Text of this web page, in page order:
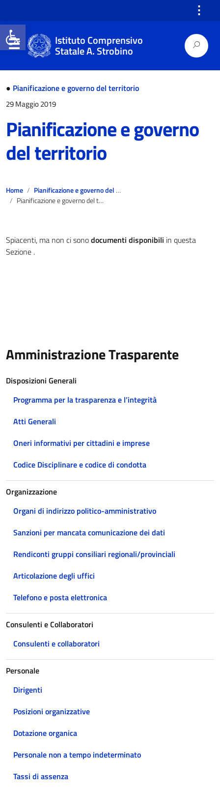
Open toolbar
⋮
Istituto Comprensivo
Statale A. Strobino
● Pianificazione e governo del territorio
29 Maggio 2019
Pianificazione e governo
del territorio
Home
Pianificazione e governo del territorio
Pianificazione e governo del territorio
Spiacenti, ma non ci sonodocumenti disponibili in questa
Sezione .
Amministrazione Trasparente
Disposizioni Generali
Programma per la trasparenza e l’integrità
Atti Generali
Oneri informativi per cittadini e imprese
Codice Disciplinare e codice di condotta
Organizzazione
Organi di indirizzo politico-amministrativo
Sanzioni per mancata comunicazione dei dati
Rendiconti gruppi consiliari regionali/provinciali
Articolazione degli uffici
Telefono e posta elettronica
Consulenti e Collaboratori
Consulenti e collaboratori
Personale
Dirigenti
Posizioni organizzative
Dotazione organica
Personale non a tempo indeterminato
Tassi di assenza